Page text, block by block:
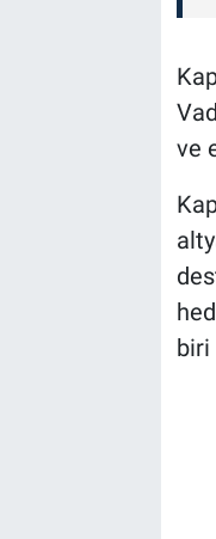
ve
biri
Kültür - Sanat